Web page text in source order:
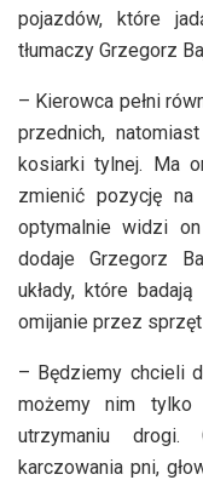
pojazdów, które
tłumaczy Grzegorz
– Kierowca pełni
przednich,
kosiarki tylnej. Ma
zmienić pozycję na
optymalnie widzi
dodaje Grzegorz
układy, które
omijanie przez
– Będziemy chcieli
możemy nim
utrzymaniu drogi.
karczowania pni,